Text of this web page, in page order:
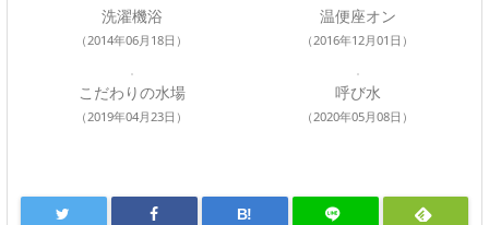
洗濯機浴
（2014年06月18日）
温便座オン
（2016年12月01日）
こだわりの水場
（2019年04月23日）
呼び水
（2020年05月08日）
B!